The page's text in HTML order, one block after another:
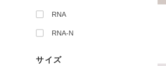
RNA
RNA-N
サイズ